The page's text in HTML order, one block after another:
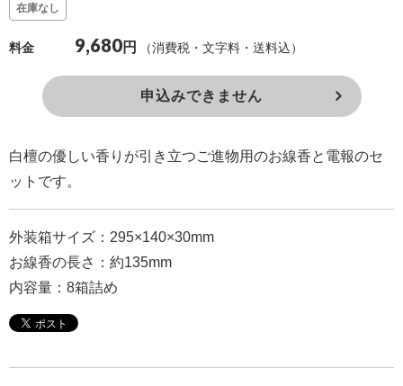
会
用
ガ
イ
在庫なし
料金 9,680円 （消費税・文字料・送料込）
申込みできません
白檀の優しい香りが引き立つご進物用のお線香と電報のセ
ットです。
外装箱サイズ：295×140×30mm
お線香の長さ：約135mm
内容量：8箱詰め